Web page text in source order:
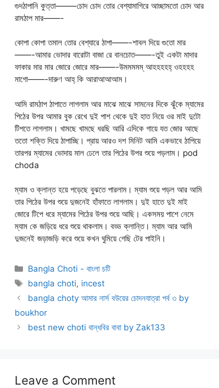
গুদঠাপানি কুত্তা——–চোদ চোদ তোর বেশ্যামাগিরে আচ্ছামতো চোদ আর
রামঠাপ মার——-
কোপা কোপা তমাল তোর বেশ্যারে ঠাপা——-শাবল দিয়ে গুতো মার
——-আমার ভোদার বারোটা বাজা রে বানচোত——-তুই একটা মাদার
ফাকার মার মার জোরে জোরে মার——-উমমমমম্ আহহহহহ্ ওহহহহ
মাগো——-দারুণ আহ্ কি আরাআআআম।
আমি রামঠাপ ঠাপাতে লাগলাম আর মাঝে মাঝে সামনের দিকে ঝুঁকে ম্যামের
পিঠের উপর আমার বুক রেখে দুই পাশ থেকে দুই হাত নিয়ে ওর মাই দুটো
টিপতে লাগলাম। খামছে খামছে ধরছি আরি এদিকে গায়ে যত জোর আছে
ততো শক্তি দিয়ে ঠাপাচ্ছি। প্রায় আরও দশ মিনিট আমি একভাবে ঠাপিয়ে
তারপর ম্যামের ভোদায় মাল ঢেলে তার পিঠের উপর শুয়ে পড়লাম। pod
choda
ম্যাম ও ক্লান্ত হয়ে পড়েছে বুঝতে পারলাম। ম্যাম শুয়ে পড়ল আর আমি
তার পিঠের উপর শুয়ে দুজনেই হাঁফাতে লাগলাম। দুই হাতে দুই মাই
জোরে টিপে ধরে ম্যামের পিঠের উপর শুয়ে আছি। একসময় পাশে নেমে
ম্যাম কে জড়িয়ে ধরে শুয়ে থাকলাম। বড্ড ক্লান্তি। ম্যাম আর আমি
দুজনেই জড়াজড়ি করে শুয়ে কখন ঘুমিয়ে গেছি টের পাইনি।
Categories
Bangla Choti - বাংলা চটি
Tags
bangla choti, incest
bangla choty আমার নার্স বউয়ের চোদনযাত্রা পর্ব ৩ by
boukhor
best new choti বান্ধবির বাবা by Zak133
Leave a Comment